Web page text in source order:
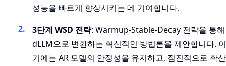
성능을 빠르게 향상시키는 데 기여합니다.
3단계 WSD 전략: Warmup-Stable-Decay 전략을 통해
dLLM으로 변환하는 혁신적인 방법론을 제안합니다.
기에는 AR 모델의 안정성을 유지하고, 점진적으로 확